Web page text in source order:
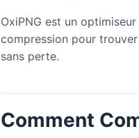
OxiPNG est un
compression pour
sans perte.
Comment